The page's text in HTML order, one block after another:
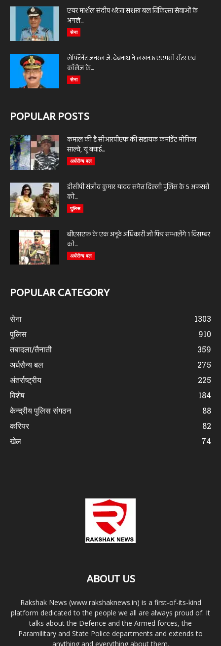
एयर मार्शल संदीप थरेजा सशस्त्र बल चिकित्सा सेवाओं के
अगले...
सेना
लेफ्टिनेंट जनरल जे. देबनाथ ने लखनऊ एएमसी सेंटर एवं
कॉलेज के...
सेना
POPULAR POSTS
कमाल की है सीआरपीएफ की सहायक कमांडेंट मोनिका
साल्वे, यूं बचाई...
अर्धसैन्य बल
डीसीपी संजीव कुमार यादव समेत दिल्ली पुलिस के 5 अफसरों
को...
पुलिस
बीएसएफ के एक अनूठे अधिकारी जो फिर सम्भालेंगे 1 दिसम्बर
को...
अर्धसैन्य बल
POPULAR CATEGORY
सेना
1303
पुलिस
910
तबादला/तैनाती
359
अर्धसैन्य बल
275
अंतर्राष्ट्रीय
225
विशेष
184
केन्द्रीय पुलिस संगठन
88
करियर
82
खेल
74
ABOUT US
Rakshak News (www.rakshaknews.in) is a first-of-its-kind
platform dedicated to the people we all are always proud of. It
talks about the Defence and the Armed forces, the
Paramilitary and State Police departments and extends to
anything and everything about them.